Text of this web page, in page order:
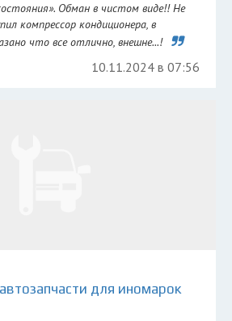
Обман в чистом виде!! Не
компрессор кондиционера, в
что все отлично, внешне...!
10.11.2024 в 07:56
для иномарок